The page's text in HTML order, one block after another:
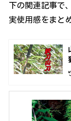
下の関連記事で
実使用感をまと